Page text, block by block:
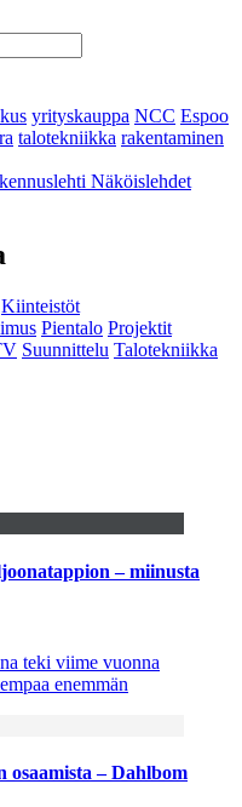
yrityskauppa NCC Espoo
talotekniikka rakentaminen
Näköislehdet
Kiinteistöt
Pientalo Projektit
Suunnittelu Talotekniikka
– miinusta
teki viime vuonna
enemmän
osaamista – Dahlbom